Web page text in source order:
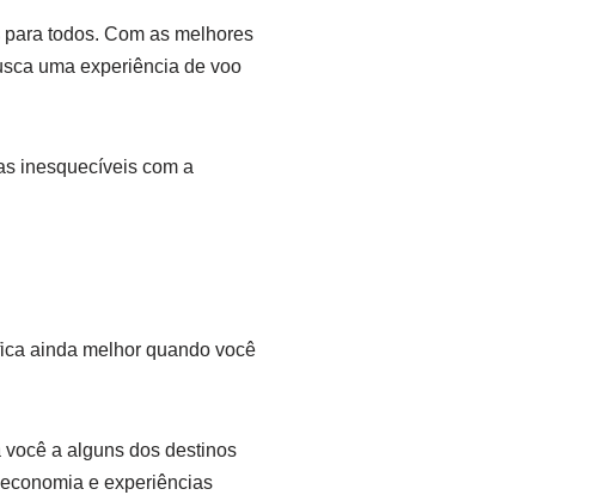
todos. Com as melhores
uma experiência de voo
inesquecíveis com a
ainda melhor quando você
a alguns dos destinos
e experiências